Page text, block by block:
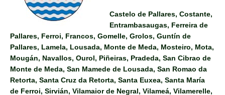
Castelo de Pallares, Costante,
Entrambasaugas, Ferreira de
Pallares, Ferroi, Francos, Gomelle, Grolos, Guntín de
Pallares, Lamela, Lousada, Monte de Meda, Mosteiro, Mota,
Mougán, Navallos, Ourol, Piñeiras, Pradeda, San Cibrao de
Monte de Meda, San Mamede de Lousada, San Romao da
Retorta, Santa Cruz da Retorta, Santa Euxea, Santa María
de Ferroi, Sirvián, Vilamaior de Negral, Vilameá, Vilamerelle,